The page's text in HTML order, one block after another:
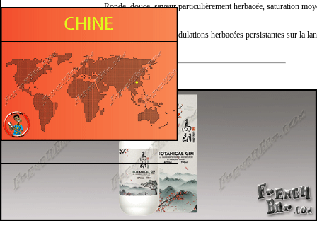
Bouche :
Ronde, douce, saveur particulièrement herbacée, saturation
finale.
Équilibrée, chaude, ondulations herbacées persistantes sur la